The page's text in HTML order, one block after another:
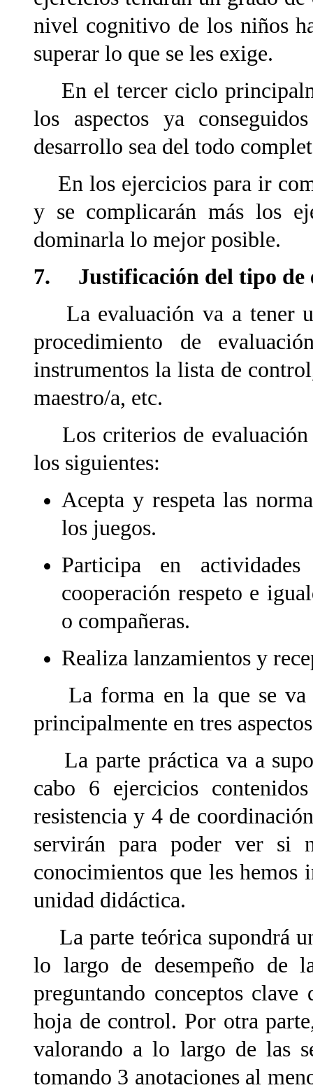
nivel cognitivo de los niños
superar lo que se les exige.
En el tercer ciclo
los aspectos ya
desarrollo sea del todo
En los ejercicios para ir
y se complicarán más los
dominarla lo mejor posible.
7. Justificación del tipo de
La evaluación va a tener
procedimiento de
instrumentos la lista de
maestro/a, etc.
Los criterios de evaluación
los siguientes:
Acepta y respeta las
los juegos.
Participa en
cooperación respeto e
o compañeras.
Realiza lanzamientos y
La forma en la que se va
principalmente en tres
La parte práctica va a
cabo 6 ejercicios
resistencia y 4 de
servirán para poder ver si
conocimientos que les hemos
unidad didáctica.
La parte teórica supondrá
lo largo de desempeño de
preguntando conceptos
hoja de control. Por otra
valorando a lo largo de las
tomando 3 anotaciones al